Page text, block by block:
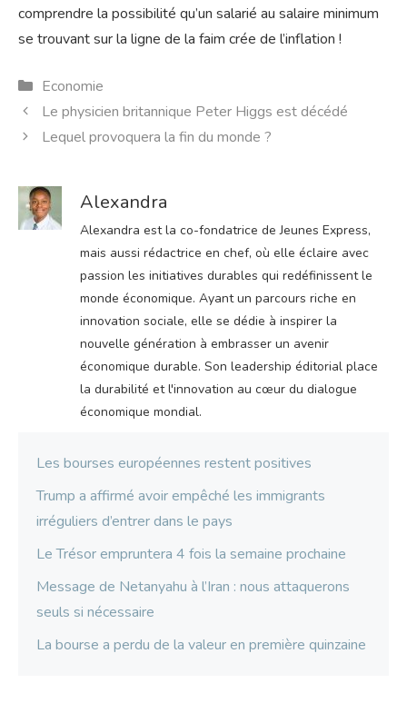
comprendre la possibilité qu’un salarié au salaire minimum
se trouvant sur la ligne de la faim crée de l’inflation !
Catégories
Economie
Le physicien britannique Peter Higgs est décédé
Lequel provoquera la fin du monde ?
Alexandra
Alexandra est la co-fondatrice de Jeunes Express,
mais aussi rédactrice en chef, où elle éclaire avec
passion les initiatives durables qui redéfinissent le
monde économique. Ayant un parcours riche en
innovation sociale, elle se dédie à inspirer la
nouvelle génération à embrasser un avenir
économique durable. Son leadership éditorial place
la durabilité et l'innovation au cœur du dialogue
économique mondial.
Les bourses européennes restent positives
Trump a affirmé avoir empêché les immigrants
irréguliers d’entrer dans le pays
Le Trésor empruntera 4 fois la semaine prochaine
Message de Netanyahu à l’Iran : nous attaquerons
seuls si nécessaire
La bourse a perdu de la valeur en première quinzaine